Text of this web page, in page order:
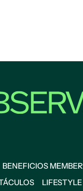
BENEFICIOS MEMBER
LIFESTYLE